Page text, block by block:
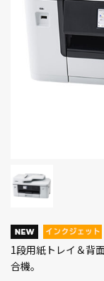
1段用紙トレイ＆背
合機。